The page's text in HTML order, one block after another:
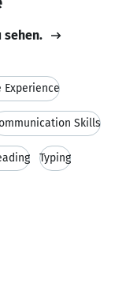
sehen.
Skills
Typing